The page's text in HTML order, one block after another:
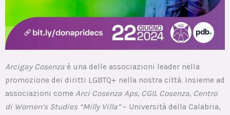
Arcigay Cosenza è una delle associazioni leader nella
promozione dei diritti LGBTQ+ nella nostra città. Insieme ad
associazioni come Arci Cosenza Aps, CGIL Cosenza, Centro
di Women’s Studies “Milly Villa”– Università della Calabria,